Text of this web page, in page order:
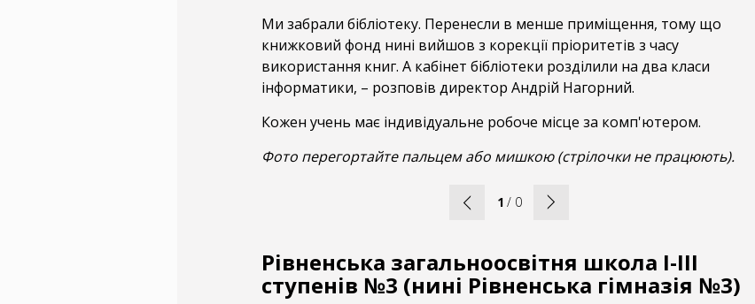
Ми забрали бібліотеку. Перенесли в менше приміщення, тому що
книжковий фонд нині вийшов з корекції пріоритетів з часу
використання книг. А кабінет бібліотеки розділили на два класи
інформатики, – розповів директор Андрій Нагорний.
Кожен учень має індивідуальне робоче місце за комп'ютером.
Фото перегортайте пальцем або мишкою (стрілочки не працюють).
1 / 0
Рівненська загальноосвітня школа І-ІІІ
ступенів №3 (нині Рівненська гімназія №3)